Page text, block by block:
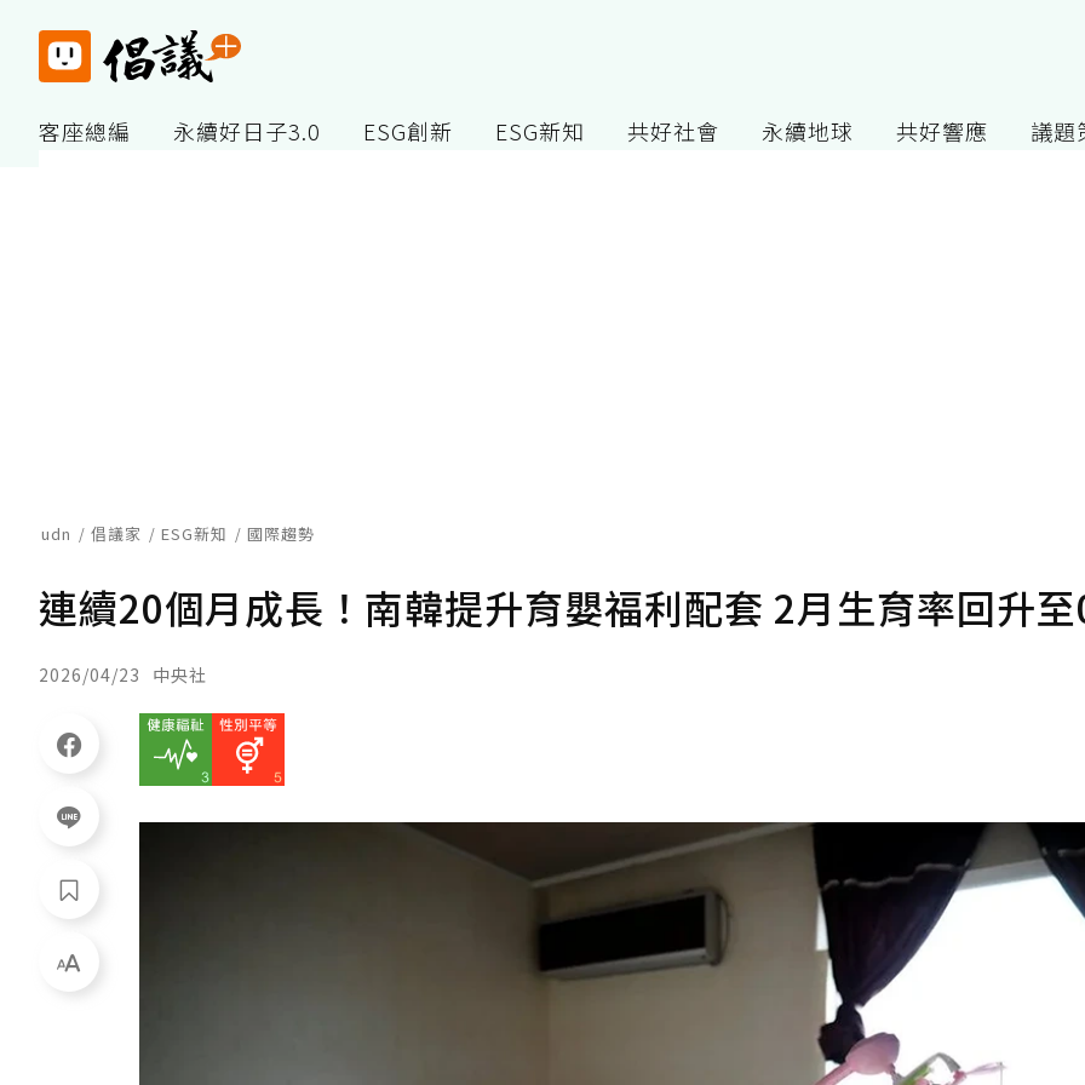
客座總編 永續好日子3.0 ESG創新 ESG新知 共好社會 永續地球 共好響應 議題
udn 倡議家 ESG新知 國際趨勢
連續20個月成長！南韓提升育嬰福利配套 2月生育率回升
2026/04/23 中央社